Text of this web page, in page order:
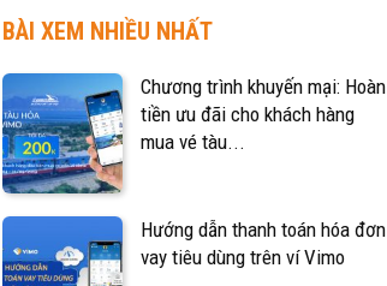
BÀI XEM NHIỀU NHẤT
Chương trình khuyến mại: Hoàn
tiền ưu đãi cho khách hàng
mua vé tàu...
Hướng dẫn thanh toán hóa đơn
vay tiêu dùng trên ví Vimo